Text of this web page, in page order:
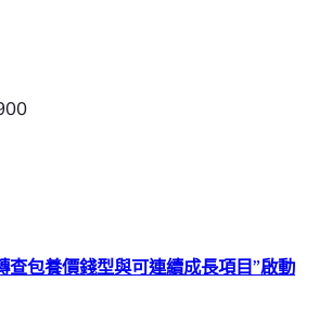
查包養價錢型與可連續成長項目”啟動